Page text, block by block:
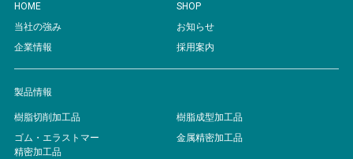
HOME
SHOP
当社の強み
お知らせ
企業情報
採用案内
製品情報
樹脂切削加工品
樹脂成型加工品
ゴム・エラストマー
精密加工品
金属精密加工品